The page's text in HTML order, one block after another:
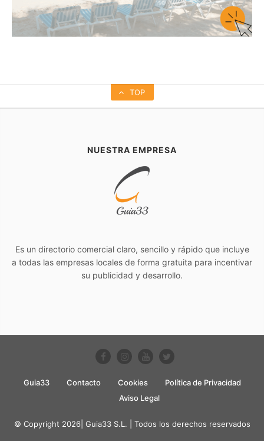
TOP
NUESTRA EMPRESA
Es un directorio comercial claro, sencillo y rápido que incluye
a todas las empresas locales de forma gratuita para incentivar
su publicidad y desarrollo.
Guia33 Contacto Cookies
Política de Privacidad
Aviso Legal
© Copyright 2026| Guia33 S.L. | Todos los derechos reservados